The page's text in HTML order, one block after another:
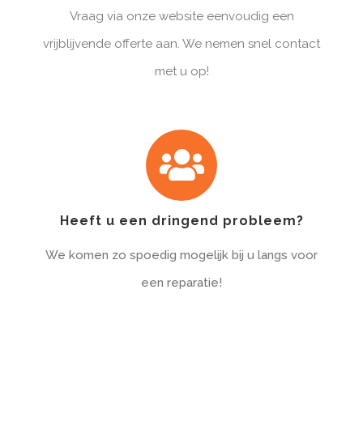
Vraag via onze website eenvoudig een
vrijblijvende offerte aan. We nemen snel contact
met u op!
Heeft u een dringend probleem?
We komen zo spoedig mogelijk bij u langs voor
een reparatie!